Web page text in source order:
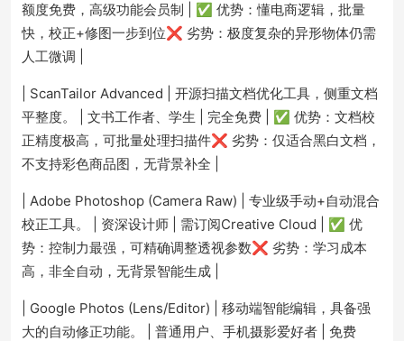
额度免费，高级功能会员制 | ✅ 优势：懂电商逻辑，批量
快，校正+修图一步到位❌ 劣势：极度复杂的异形物体仍需
人工微调 |
| ScanTailor Advanced | 开源扫描文档优化工具，侧重文档
平整度。 | 文书工作者、学生 | 完全免费 | ✅ 优势：文档校
正精度极高，可批量处理扫描件❌ 劣势：仅适合黑白文档，
不支持彩色商品图，无背景补全 |
| Adobe Photoshop (Camera Raw) | 专业级手动+自动混合
校正工具。 | 资深设计师 | 需订阅Creative Cloud | ✅ 优
势：控制力最强，可精确调整透视参数❌ 劣势：学习成本
高，非全自动，无背景智能生成 |
| Google Photos (Lens/Editor) | 移动端智能编辑，具备强
大的自动修正功能。 | 普通用户、手机摄影爱好者 | 免费